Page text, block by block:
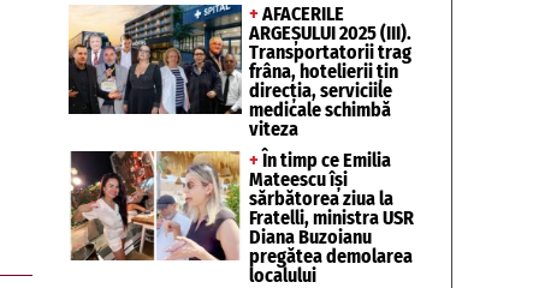
+ AFACERILE
ARGEȘULUI 2025 (III).
Transportatorii trag
frâna, hotelierii țin
direcția, serviciile
medicale schimbă
viteza
+ În timp ce Emilia
Mateescu își
sărbătorea ziua la
Fratelli, ministra USR
Diana Buzoianu
pregătea demolarea
localului